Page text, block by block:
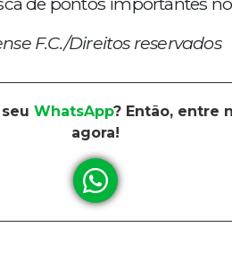
F.C./Direitos reservados
WhatsApp? Então, entre
agora!